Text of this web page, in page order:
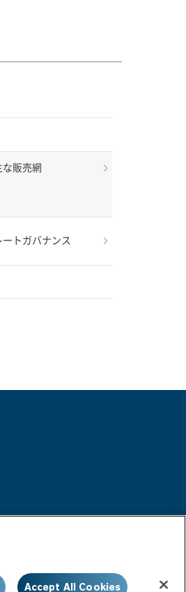
り組んでい
」
での全工程を
な販売網
ートガバナンス
Accept All Cookies